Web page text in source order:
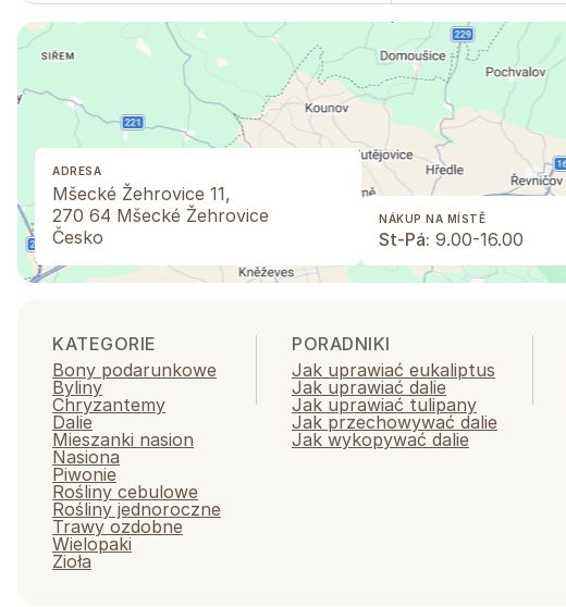
ADRESA
Mšecké Žehrovice 11,
270 64 Mšecké Žehrovice
Česko
NÁKUP NA MÍSTĚ
St-Pá: 9.00-16.00
KATEGORIE
Bony podarunkowe
Byliny
Chryzantemy
Dalie
Mieszanki nasion
Nasiona
Piwonie
Rośliny cebulowe
Rośliny jednoroczne
Trawy ozdobne
Wielopaki
Zioła
PORADNIKI
Jak uprawiać eukaliptus
Jak uprawiać dalie
Jak uprawiać tulipany
Jak przechowywać dalie
Jak wykopywać dalie